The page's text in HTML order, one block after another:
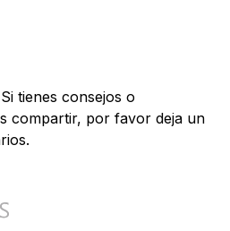
tienes consejos o
compartir, por favor deja un